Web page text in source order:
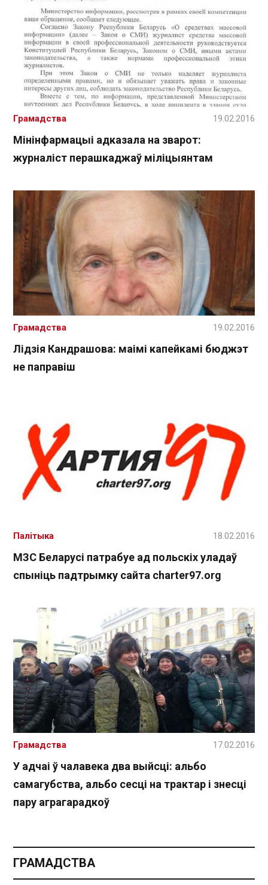
Мінінфармацыі адказала на зварот:
журналіст перашкаджаў міліцыянтам
Грамадства 19.02.2016
Лідзія Кандрашова: маімі капейкамі бюджэт
не паправіш
Грамадства 19.02.2016
МЗС Беларусі патрабуе ад польскіх уладаў
спыніць падтрымку сайта сharter97.org
Палітыка 18.02.2016
У адчаі ў чалавека два выйсці: альбо
самагубства, альбо сесці на трактар і знесці
пару аграгарадкоў
Грамадства 17.02.2016
ГРАМАДСТВА